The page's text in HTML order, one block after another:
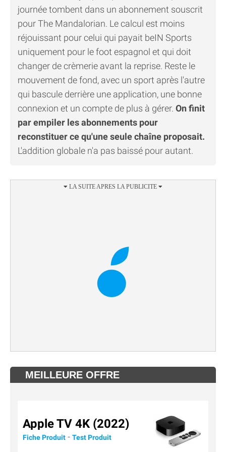
journée tombent dans un abonnement souscrit
pour The Mandalorian. Le calcul est moins
réjouissant pour celui qui payait beIN Sports
uniquement pour le foot espagnol et qui doit
changer de crèmerie avant la reprise. Reste le
mouvement de fond, avec un sport après l'autre
qui bascule derrière une application, une bonne
connexion et un compte de plus à gérer. On finit
par empiler les abonnements pour
reconstituer ce qu'une seule chaîne proposait.
L'addition globale n'a pas baissé pour autant.
MEILLEURE OFFRE
Apple TV 4K (2022)
Fiche Produit - Test Produit